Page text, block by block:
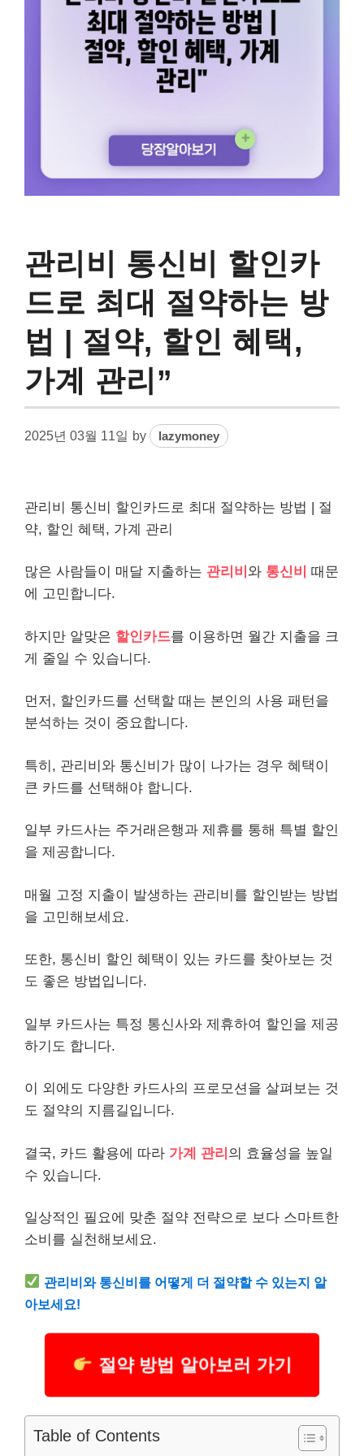
관리비 통신비 할인카
드로 최대 절약하는 방
법 | 절약, 할인 혜택,
가계 관리”
2025년 03월 11일 by lazymoney
관리비 통신비 할인카드로 최대 절약하는 방법 | 절
약, 할인 혜택, 가계 관리
많은 사람들이 매달 지출하는 관리비 와 통신비
때문
에 고민합니다.
하지만 알맞은 할인카드를 이용하면 월간 지출을 크
게 줄일 수 있습니다.
먼저, 할인카드를 선택할 때는 본인의 사용 패턴을
분석하는 것이 중요합니다.
특히, 관리비와 통신비가 많이 나가는 경우 혜택이
큰 카드를 선택해야 합니다.
일부 카드사는 주거래은행과 제휴를 통해 특별 할인
을 제공합니다.
매월 고정 지출이 발생하는 관리비를 할인받는 방법
을 고민해보세요.
또한, 통신비 할인 혜택이 있는 카드를 찾아보는 것
도 좋은 방법입니다.
일부 카드사는 특정 통신사와 제휴하여 할인을 제공
하기도 합니다.
이 외에도 다양한 카드사의 프로모션을 살펴보는 것
도 절약의 지름길입니다.
결국, 카드 활용에 따라 가계 관리 의 효율성을 높일
수 있습니다.
일상적인 필요에 맞춘 절약 전략으로 보다 스마트한
소비를 실천해보세요.
관리비와 통신비를 어떻게 더 절약할 수 있는지 알
아보세요!
절약 방법 알아보러 가기
Table of Contents